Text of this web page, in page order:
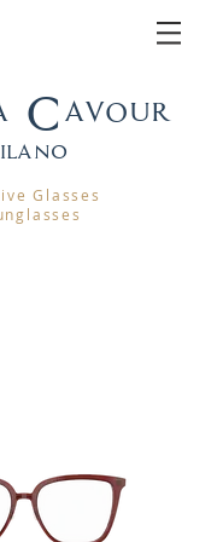
Cavour
no
Glasses